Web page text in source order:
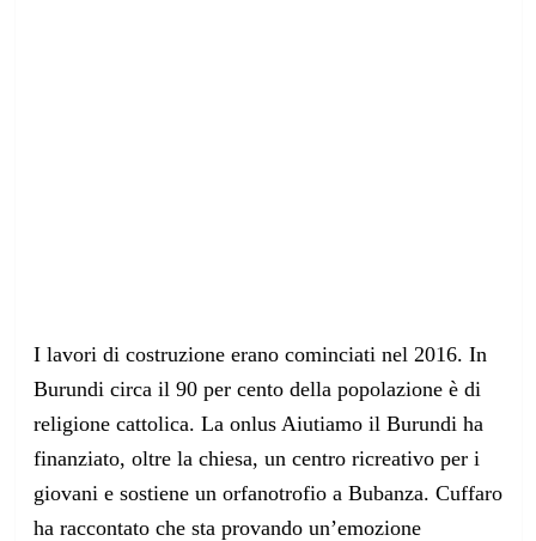
I lavori di costruzione erano cominciati nel 2016. In
Burundi circa il 90 per cento della popolazione è di
religione cattolica. La onlus Aiutiamo il Burundi ha
finanziato, oltre la chiesa, un centro ricreativo per i
giovani e sostiene un orfanotrofio a Bubanza. Cuffaro
ha raccontato che sta provando un’emozione